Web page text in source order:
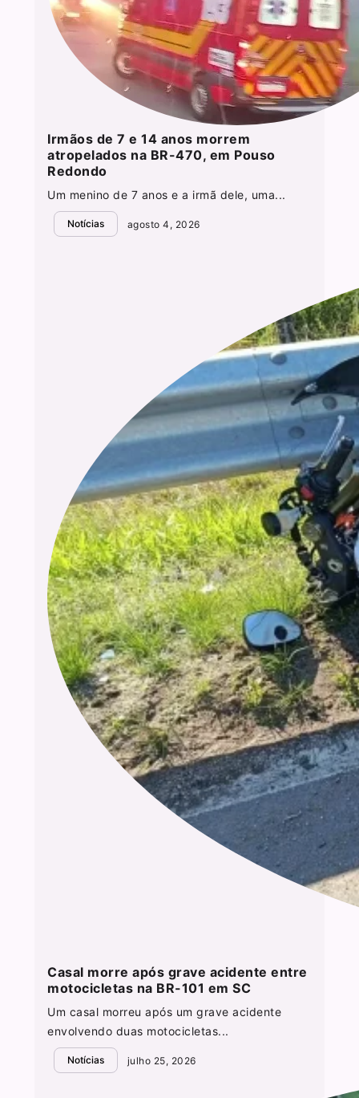
Irmãos de 7 e 14 anos morrem
atropelados na BR-470, em Pouso
Redondo
Um menino de 7 anos e a irmã dele, uma...
Notícias agosto 4, 2026
Casal morre após grave acidente entre
motocicletas na BR-101 em SC
Um casal morreu após um grave acidente
envolvendo duas motocicletas...
Notícias julho 25, 2026